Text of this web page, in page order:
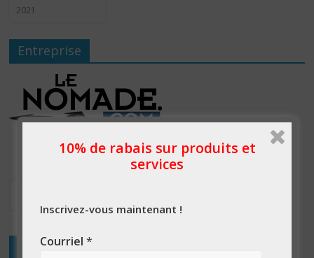
2021
Entreprise
Articles récents
10% de rabais sur produits et
services
Inscrivez-vous maintenant !
Courriel *